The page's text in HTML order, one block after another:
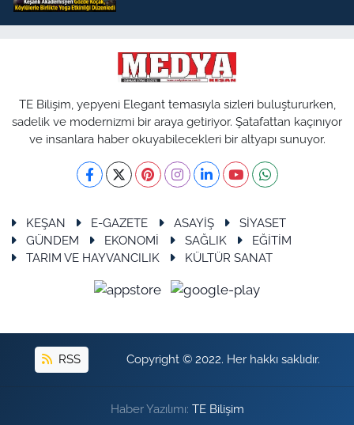
TE Bilişim, yepyeni Elegant temasıyla sizleri buluştururken,
sadelik ve modernizmi bir araya getiriyor. Şatafattan kaçınıyor
ve insanlara haber okuyabilecekleri bir altyapı sunuyor.
KEŞAN E-GAZETE ASAYİŞ
SİYASET
GÜNDEM
EKONOMİ SAĞLIK
EĞİTİM
TARIM VE HAYVANCILIK
KÜLTÜR SANAT
RSS Copyright © 2022. Her hakkı saklıdır.
Haber Yazılımı: TE Bilişim